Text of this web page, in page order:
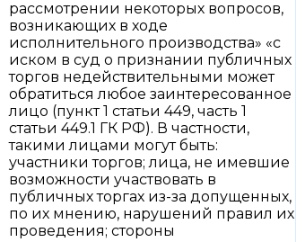
рассмотрении некоторых вопросов,
возникающих в ходе
исполнительного производства» «с
иском в суд о признании публичных
торгов недействительными может
обратиться любое заинтересованное
лицо (пункт 1 статьи 449, часть 1
статьи 449.1 ГК РФ). В частности,
такими лицами могут быть:
участники торгов; лица, не имевшие
возможности участвовать в
публичных торгах из-за допущенных,
по их мнению, нарушений правил их
проведения; стороны